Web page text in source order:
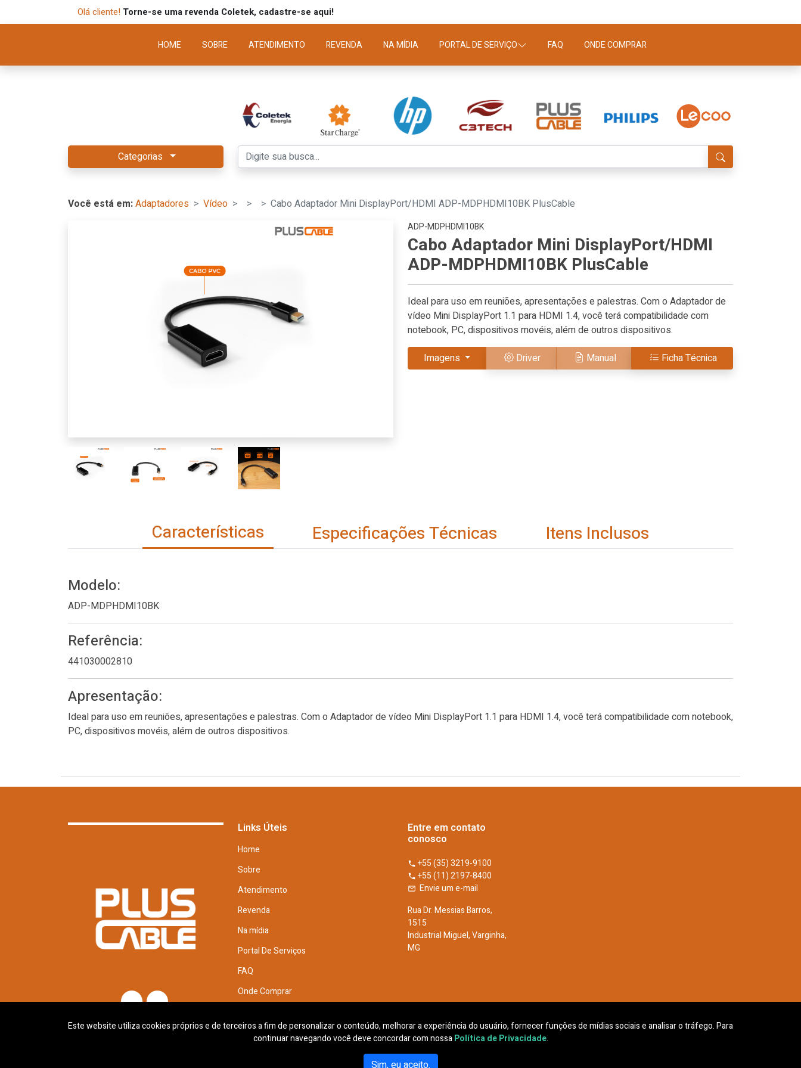
Olá cliente! Torne-se uma revenda Coletek, cadastre-se aqui!
HOME SOBRE ATENDIMENTO REVENDA NA MÍDIA PORTAL DE SERVIÇO FAQ ONDE COMPRAR
Categorias
Você está em:Adaptadores Vídeo Cabo Adaptador Mini DisplayPort/HDMI ADP-MDPHDMI10BK PlusCable
ADP-MDPHDMI10BK
Cabo Adaptador Mini DisplayPort/HDMI
ADP-MDPHDMI10BK PlusCable
Ideal para uso em reuniões, apresentações e palestras. Com o Adaptador de
vídeo Mini DisplayPort 1.1 para HDMI 1.4, você terá compatibilidade com
notebook, PC, dispositivos movéis, além de outros dispositivos.
Imagens
Driver Manual Ficha Técnica
Características Especificações Técnicas Itens Inclusos
Modelo:
ADP-MDPHDMI10BK
Referência:
441030002810
Apresentação:
Ideal para uso em reuniões, apresentações e palestras. Com o Adaptador de vídeo Mini DisplayPort 1.1 para HDMI 1.4, você terá compatibilidade com notebook,
PC, dispositivos movéis, além de outros dispositivos.
Links Úteis
Home
Sobre
Atendimento
Revenda
Na mídia
Portal De Serviços
FAQ
Onde Comprar
Entre em contato
conosco
+55 (35) 3219-9100
+55 (11) 2197-8400
Envie um e-mail
Rua Dr. Messias Barros,
1515
Industrial Miguel, Varginha,
MG
Este website utiliza cookies próprios e de terceiros a fim de personalizar o conteúdo, melhorar a experiência do usuário, fornecer funções de mídias sociais e analisar o tráfego. Para
continuar navegando você deve concordar com nossaPolítica de Privacidade.
Sim, eu aceito.